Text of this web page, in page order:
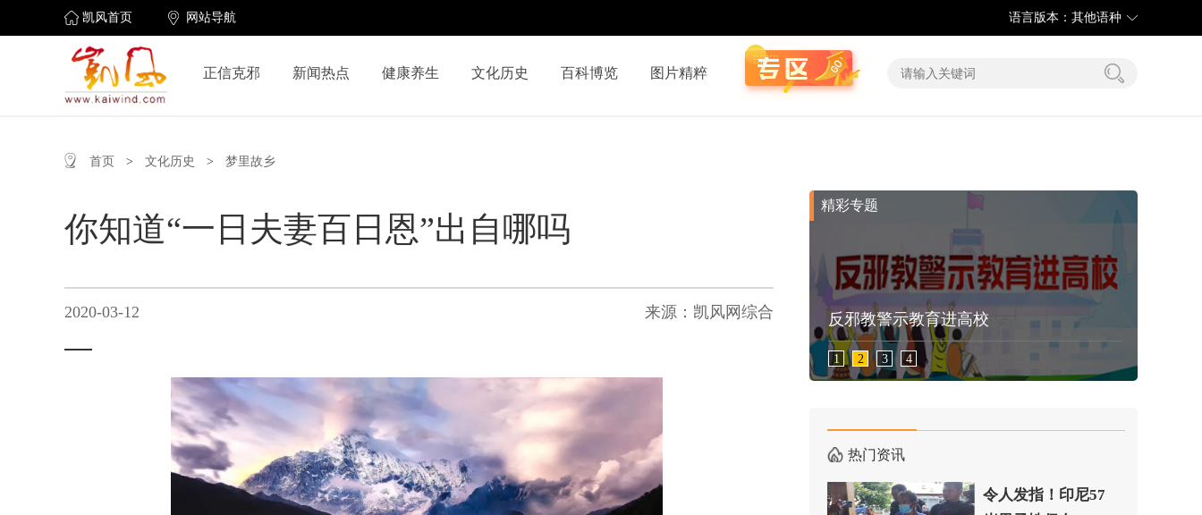
凯风首页 网站导航 语言版本：其他语种
正信克邪 新闻热点 健康养生 文化历史 百科博览 图片精粹
首页 > 文化历史 > 梦里故乡
你知道“一日夫妻百日恩”出自哪吗
2020-03-12 来源：凯风网综合